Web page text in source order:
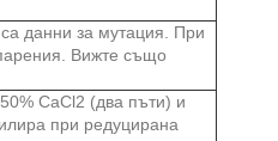
данни за мутация. При
Вижте също
CaCl2 (два пъти) и
при редуцирана